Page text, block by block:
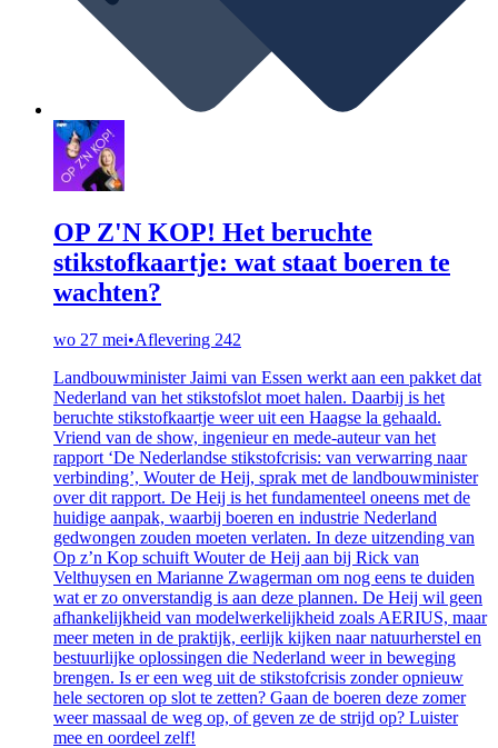
OP Z'N KOP! Het beruchte
stikstofkaartje: wat staat boeren te
wachten?
wo 27 mei•Aflevering 242
Landbouwminister Jaimi van Essen werkt aan een pakket dat
Nederland van het stikstofslot moet halen. Daarbij is het
beruchte stikstofkaartje weer uit een Haagse la gehaald.
Vriend van de show, ingenieur en mede-auteur van het
rapport ‘De Nederlandse stikstofcrisis: van verwarring naar
verbinding’, Wouter de Heij, sprak met de landbouwminister
over dit rapport. De Heij is het fundamenteel oneens met de
huidige aanpak, waarbij boeren en industrie Nederland
gedwongen zouden moeten verlaten. In deze uitzending van
Op z’n Kop schuift Wouter de Heij aan bij Rick van
Velthuysen en Marianne Zwagerman om nog eens te duiden
wat er zo onverstandig is aan deze plannen. De Heij wil geen
afhankelijkheid van modelwerkelijkheid zoals AERIUS, maar
meer meten in de praktijk, eerlijk kijken naar natuurherstel en
bestuurlijke oplossingen die Nederland weer in beweging
brengen. Is er een weg uit de stikstofcrisis zonder opnieuw
hele sectoren op slot te zetten? Gaan de boeren deze zomer
weer massaal de weg op, of geven ze de strijd op? Luister
mee en oordeel zelf!